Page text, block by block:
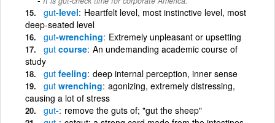
gut-level Heartfelt level, most instinctive level, most
deep-seated level
gut-wrenching Extremely unpleasant or upsetting
gut course An undemanding academic course of
study
gut feeling deep internal perception, inner sense
gut wrenching agonizing, extremely distressing,
causing a lot of stress
gut- remove the guts of; "gut the sheep"